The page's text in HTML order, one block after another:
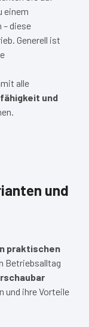
einem
– diese
Generell ist
alle
und
und
praktischen
Betriebsalltag
und ihre Vorteile